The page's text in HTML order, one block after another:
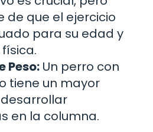
de que el ejercicio
para su edad y
Peso: Un perro con
tiene un mayor
en la columna.